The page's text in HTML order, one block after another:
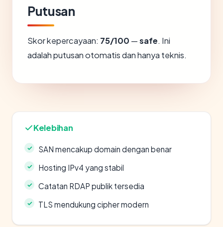
Putusan
Skor kepercayaan: 75/100 —safe. Ini
adalah putusan otomatis dan hanya teknis.
Kelebihan
SAN mencakup domain dengan benar
Hosting IPv4 yang stabil
Catatan RDAP publik tersedia
TLS mendukung cipher modern